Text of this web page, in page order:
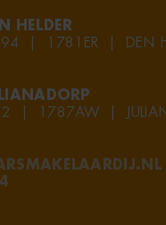
HELDER
94 | 1781ER | DEN
| 1787AW |